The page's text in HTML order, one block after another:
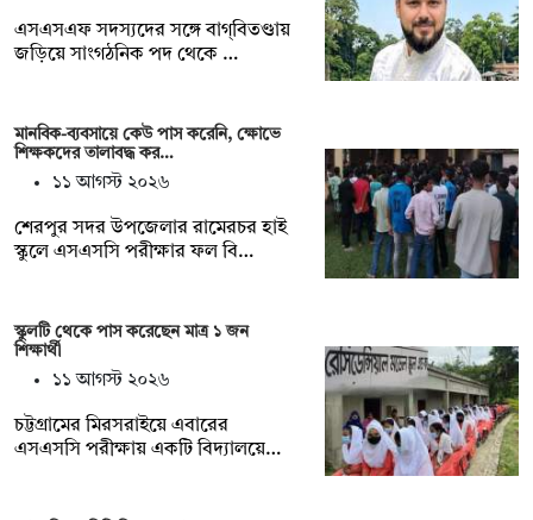
এসএসএফ সদস্যদের সঙ্গে বাগ্‌বিতণ্ডায়
জড়িয়ে সাংগঠনিক পদ থেকে …
মানবিক-ব্যবসায়ে কেউ পাস করেনি, ক্ষোভে
শিক্ষকদের তালাবদ্ধ কর…
১১ আগস্ট ২০২৬
শেরপুর সদর উপজেলার রামেরচর হাই
স্কুলে এসএসসি পরীক্ষার ফল বি…
স্কুলটি থেকে পাস করেছেন মাত্র ১ জন
শিক্ষার্থী
১১ আগস্ট ২০২৬
চট্টগ্রামের মিরসরাইয়ে এবারের
এসএসসি পরীক্ষায় একটি বিদ্যালয়ে…